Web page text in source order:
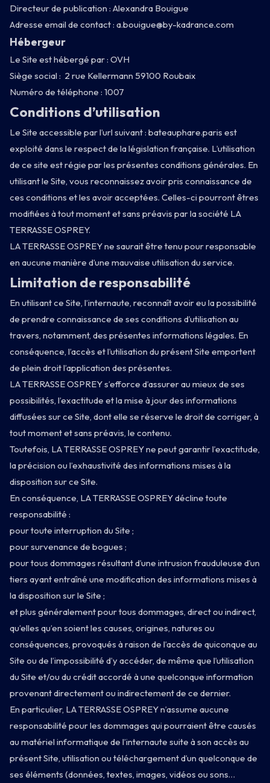
Programma
Barca
Directeur de publication : Alexandra Bouigue
Adresse email de contact : a.bouigue@by-kadrance.com
Hébergeur
Le Site est hébergé par : OVH
Siège social : 2 rue Kellermann 59100 Roubaix
Numéro de téléphone : 1007
Conditions d’utilisation
Le Site accessible par l’url suivant : bateauphare.paris est
exploité dans le respect de la législation française. L’utilisation
de ce site est régie par les présentes conditions générales. En
utilisant le Site, vous reconnaissez avoir pris connaissance de
ces conditions et les avoir acceptées. Celles-ci pourront êtres
modifiées à tout moment et sans préavis par la société LA
TERRASSE OSPREY.
LA TERRASSE OSPREY ne saurait être tenu pour responsable
en aucune manière d’une mauvaise utilisation du service.
Limitation de responsabilité
En utilisant ce Site, l’internaute, reconnaît avoir eu la possibilité
de prendre connaissance de ses conditions d’utilisation au
travers, notamment, des présentes informations légales. En
conséquence, l’accès et l’utilisation du présent Site emportent
de plein droit l’application des présentes.
LA TERRASSE OSPREY s’efforce d’assurer au mieux de ses
possibilités, l’exactitude et la mise à jour des informations
diffusées sur ce Site, dont elle se réserve le droit de corriger, à
tout moment et sans préavis, le contenu.
Toutefois, LA TERRASSE OSPREY ne peut garantir l’exactitude,
la précision ou l’exhaustivité des informations mises à la
disposition sur ce Site.
En conséquence, LA TERRASSE OSPREY décline toute
responsabilité :
pour toute interruption du Site ;
pour survenance de bogues ;
pour tous dommages résultant d’une intrusion frauduleuse d’un
tiers ayant entraîné une modification des informations mises à
la disposition sur le Site ;
et plus généralement pour tous dommages, direct ou indirect,
qu’elles qu’en soient les causes, origines, natures ou
conséquences, provoqués à raison de l’accès de quiconque au
Site ou de l’impossibilité d’y accéder, de même que l’utilisation
du Site et/ou du crédit accordé à une quelconque information
provenant directement ou indirectement de ce dernier.
En particulier, LA TERRASSE OSPREY n’assume aucune
responsabilité pour les dommages qui pourraient être causés
au matériel informatique de l’internaute suite à son accès au
présent Site, utilisation ou téléchargement d’un quelconque de
ses éléments (données, textes, images, vidéos ou sons…